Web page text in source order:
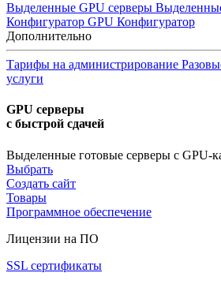
Выделенные GPU серверы
Конфигуратор GPU Конфигуратор
Дополнительно
Тарифы на администрирование
услуги
GPU серверы
с быстрой сдачей
Выделенные готовые серверы с GPU-
Выбрать
Создать сайт
Товары
Программное обеспечение
Лицензии на ПО
SSL сертификаты